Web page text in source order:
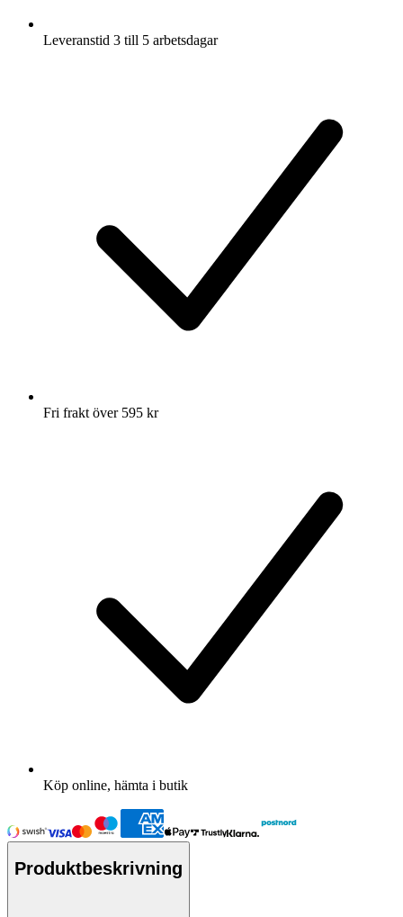
Leveranstid 3 till 5 arbetsdagar
Fri frakt över 595 kr
Köp online, hämta i butik
Produktbeskrivning